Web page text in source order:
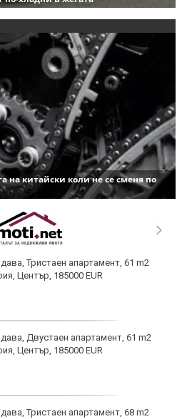
на китайски коли не се сменя по
Тристаен апартамент, 61 m2
Център, 185000 EUR
Двустаен апартамент, 61 m2
Център, 185000 EUR
Тристаен апартамент, 68 m2